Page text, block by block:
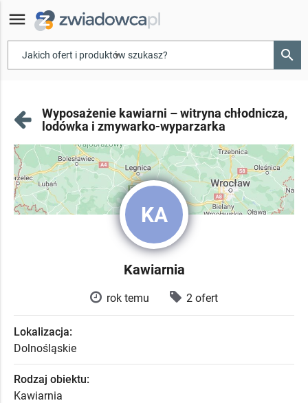
menu
▾ search
Wyposażenie kawiarni – witryna chłodnicza,
lodówka i zmywarko-wyparzarka
KA
Kawiarnia
rok temu 2 ofert
Lokalizacja:
Dolnośląskie
Rodzaj obiektu:
Kawiarnia